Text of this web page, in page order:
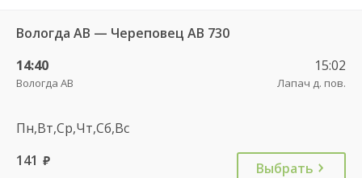
Вологда АВ — Череповец АВ 730
14:40
Вологда АВ
15:02
Лапач д. пов.
Пн,Вт,Ср,Чт,Сб,Вс
141 руб. Выбрать